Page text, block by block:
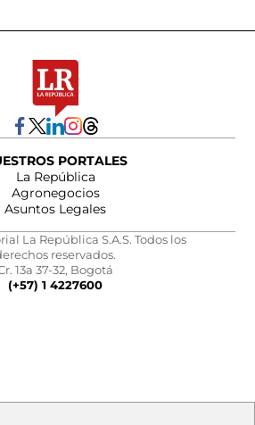
PORTALES
La República
Agronegocios
Asuntos Legales
La República S.A.S. Todos los
reservados.
13a 37-32, Bogotá
(+57) 1 4227600